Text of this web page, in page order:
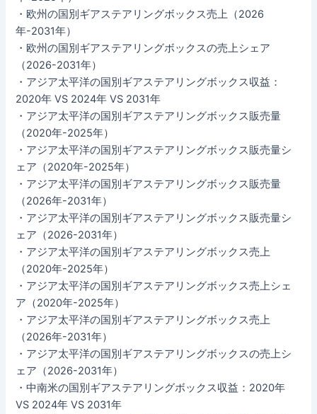
・欧州の国別ギアステアリングボックス売上（2026
年-2031年）
・欧州の国別ギアステアリングボックスの売上シェア
（2026-2031年）
・アジア太平洋の国別ギアステアリングボックス収益：
2020年 VS 2024年 VS 2031年
・アジア太平洋の国別ギアステアリングボックス販売量
（2020年-2025年）
・アジア太平洋の国別ギアステアリングボックス販売量シ
ェア（2020年-2025年）
・アジア太平洋の国別ギアステアリングボックス販売量
（2026年-2031年）
・アジア太平洋の国別ギアステアリングボックス販売量シ
ェア（2026-2031年）
・アジア太平洋の国別ギアステアリングボックス売上
（2020年-2025年）
・アジア太平洋の国別ギアステアリングボックス売上シェ
ア（2020年-2025年）
・アジア太平洋の国別ギアステアリングボックス売上
（2026年-2031年）
・アジア太平洋の国別ギアステアリングボックスの売上シ
ェア（2026-2031年）
・中南米の国別ギアステアリングボックス収益：2020年
VS 2024年 VS 2031年